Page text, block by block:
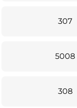
307
5008
308